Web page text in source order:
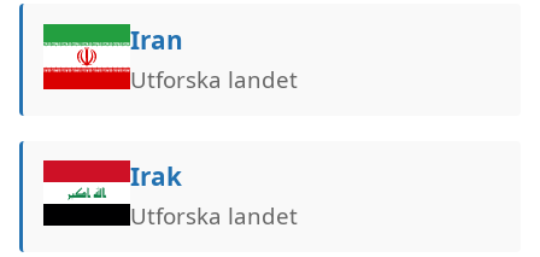
Iran
Utforska landet
Irak
Utforska landet